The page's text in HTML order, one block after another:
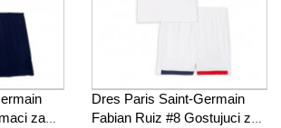
za
Dres Paris Saint-Germain
Fabian Ruiz #8 Gostujuci za